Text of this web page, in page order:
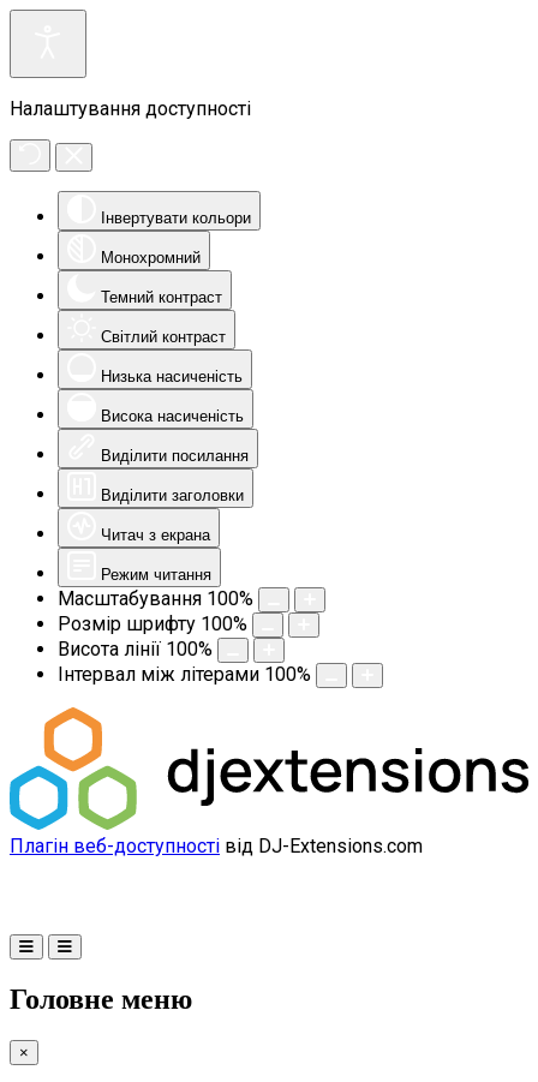
Налаштування доступності
Інвертувати кольори
Монохромний
Темний контраст
Світлий контраст
Низька насиченість
Висока насиченість
Виділити посилання
Виділити заголовки
Читач з екрана
Режим читання
Масштабування 100%
Розмір шрифту 100%
Висота лінії 100%
Інтервал між літерами 100%
Плагін веб-доступності від DJ-Extensions.com
Головне меню
×